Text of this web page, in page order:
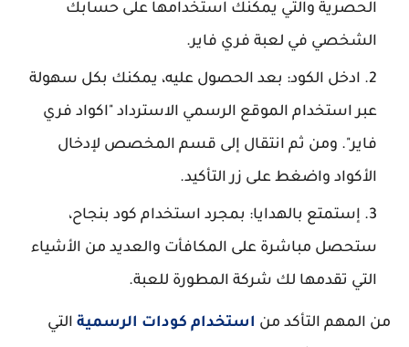
الحصرية والتي يمكنك استخدامها على حسابك
الشخصي في لعبة فري فاير.
ادخل الكود: بعد الحصول عليه، يمكنك بكل سهولة
عبر استخدام الموقع الرسمي الاسترداد "اكواد فري
فاير". ومن ثم انتقال إلى قسم المخصص لإدخال
الأكواد واضغط على زر التأكيد.
إستمتع بالهدايا: بمجرد استخدام كود بنجاح،
ستحصل مباشرة على المكافأت والعديد من الأشياء
التي تقدمها لك شركة المطورة للعبة.
من المهم التأكد من استخدام كودات الرسمية التي